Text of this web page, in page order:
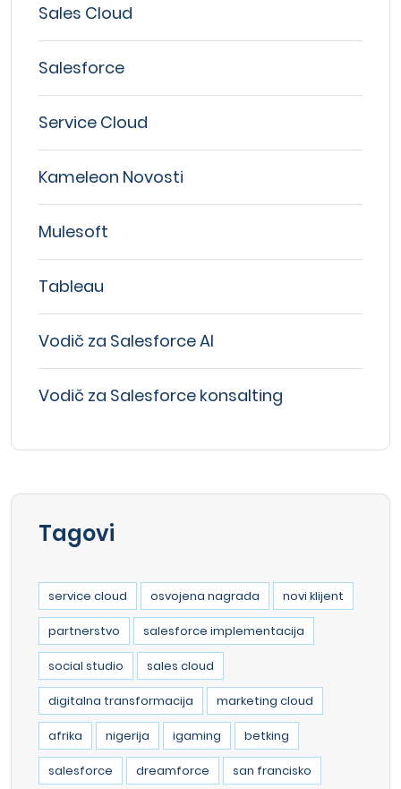
Sales Cloud
Salesforce
Service Cloud
Kameleon Novosti
Mulesoft
Tableau
Vodič za Salesforce AI
Vodič za Salesforce konsalting
Tagovi
service cloud osvojena nagrada novi klijent
partnerstvo salesforce implementacija
social studio sales cloud
digitalna transformacija marketing cloud
afrika nigerija igaming betking
salesforce dreamforce san francisko